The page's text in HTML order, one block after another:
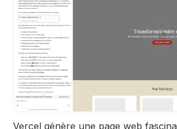
Vercel génère une page web